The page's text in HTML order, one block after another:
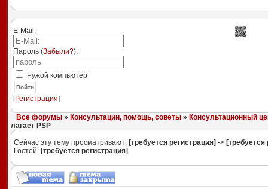
E-Mail:
Пароль (Забыли?):
Чужой компьютер
Войти
[Регистрация]
Все форумы» Консультации, помощь, советы» Консультационный
лагает PSP
Сейчас эту тему просматривают: [требуется регистрация] -> [требуется
Гостей: [требуется регистрация]